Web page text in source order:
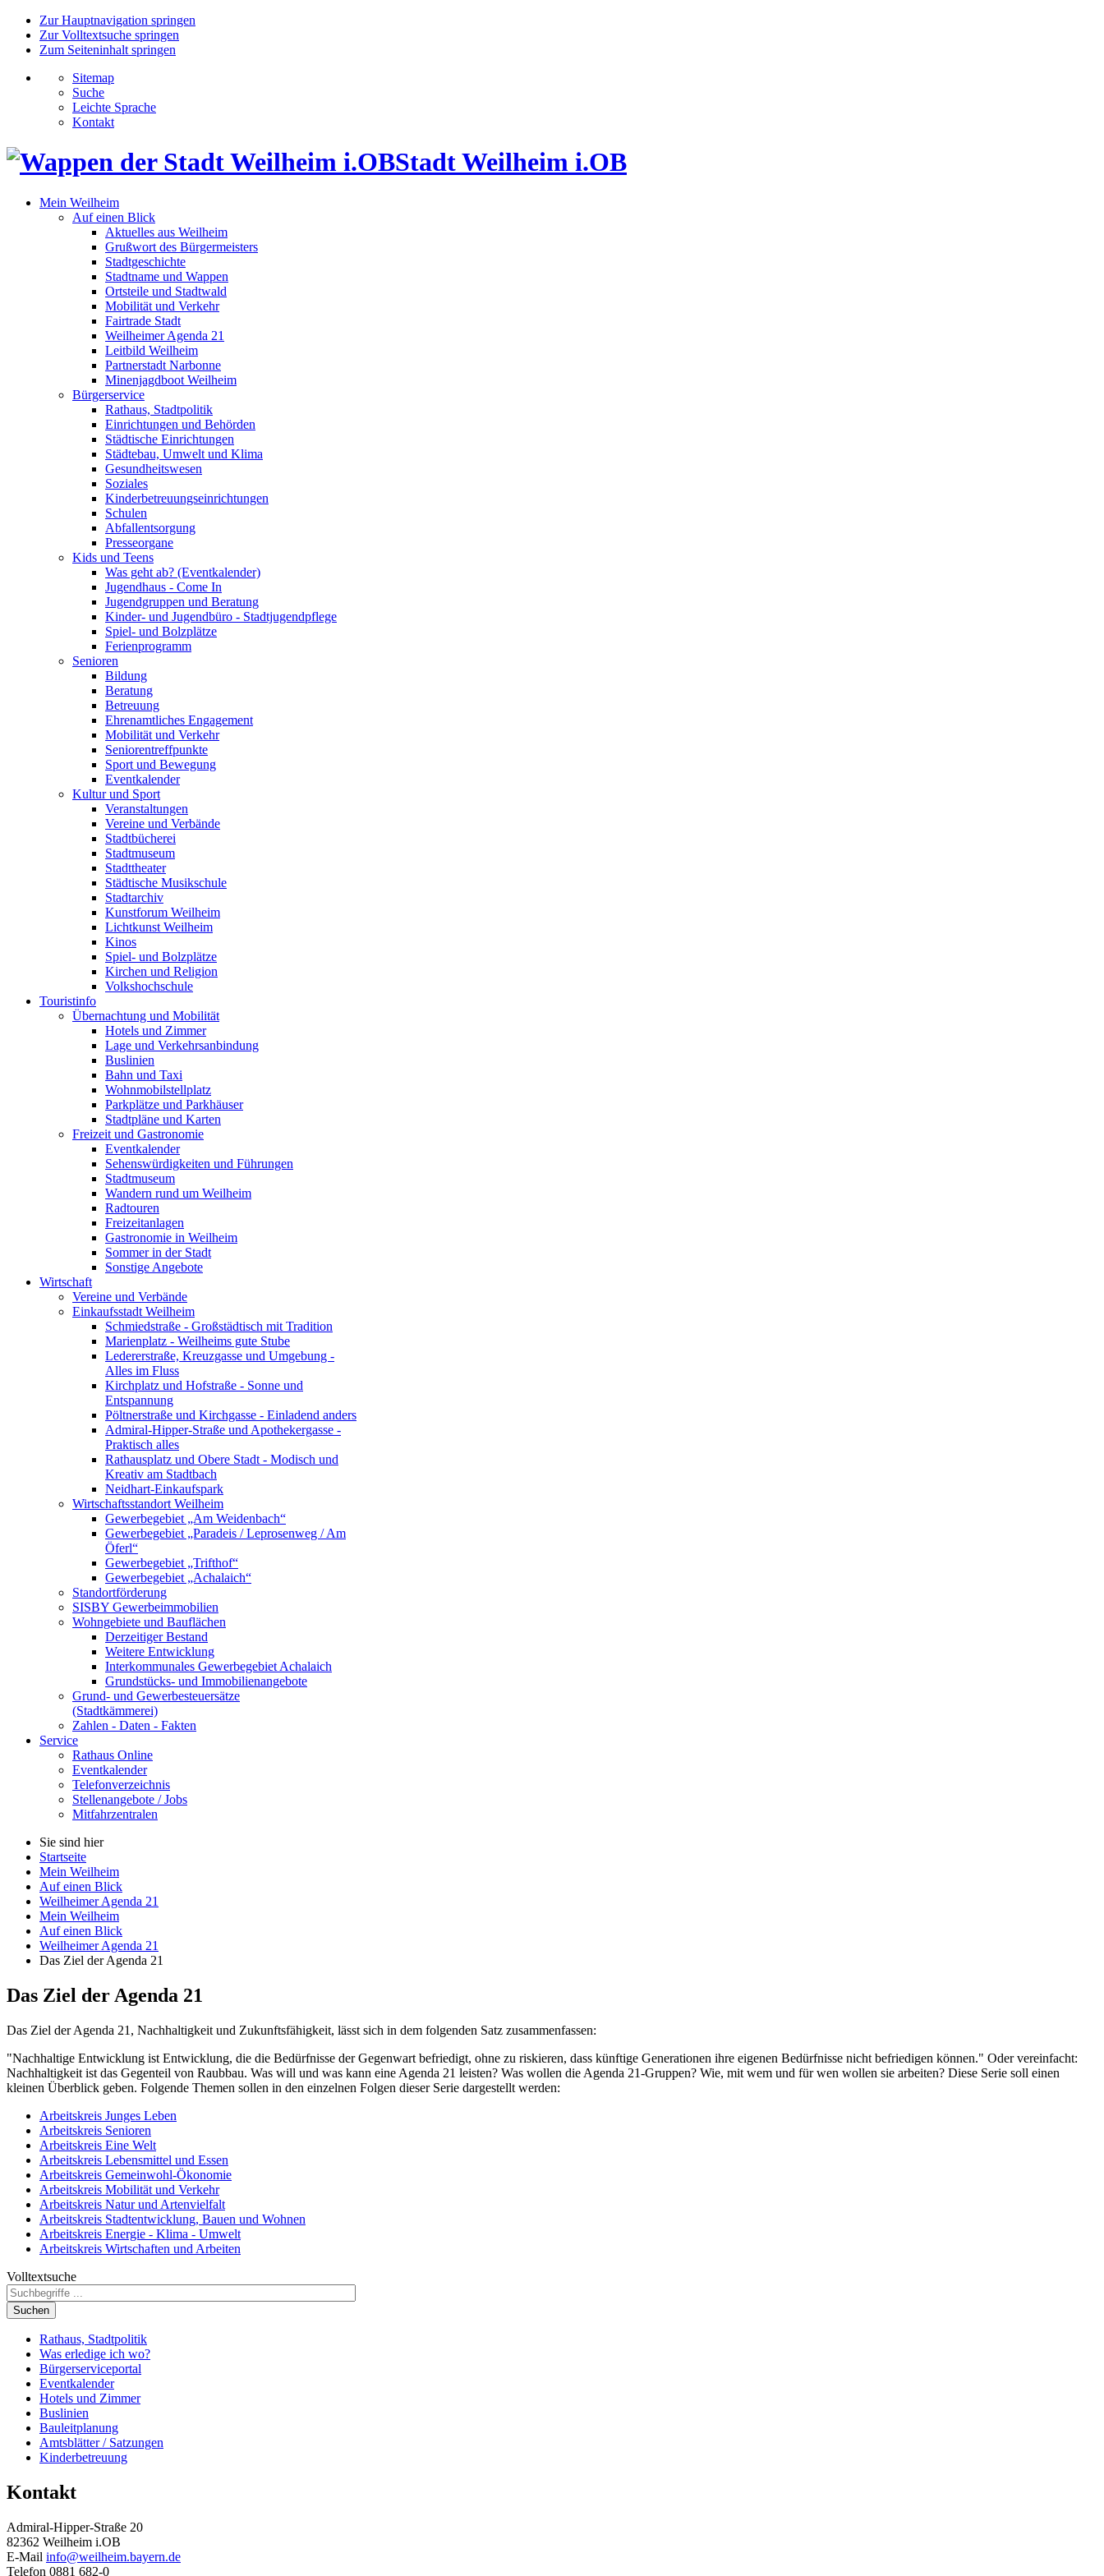
Zur Hauptnavigation springen
Zur Volltextsuche springen
Zum Seiteninhalt springen
Sitemap
Suche
Leichte Sprache
Kontakt
Stadt Weilheim i.OB
Mein Weilheim
Auf einen Blick
Aktuelles aus Weilheim
Grußwort des Bürgermeisters
Stadtgeschichte
Stadtname und Wappen
Ortsteile und Stadtwald
Mobilität und Verkehr
Fairtrade Stadt
Weilheimer Agenda 21
Leitbild Weilheim
Partnerstadt Narbonne
Minenjagdboot Weilheim
Bürgerservice
Rathaus, Stadtpolitik
Einrichtungen und Behörden
Städtische Einrichtungen
Städtebau, Umwelt und Klima
Gesundheitswesen
Soziales
Kinderbetreuungseinrichtungen
Schulen
Abfallentsorgung
Presseorgane
Kids und Teens
Was geht ab? (Eventkalender)
Jugendhaus - Come In
Jugendgruppen und Beratung
Kinder- und Jugendbüro - Stadtjugendpflege
Spiel- und Bolzplätze
Ferienprogramm
Senioren
Bildung
Beratung
Betreuung
Ehrenamtliches Engagement
Mobilität und Verkehr
Seniorentreffpunkte
Sport und Bewegung
Eventkalender
Kultur und Sport
Veranstaltungen
Vereine und Verbände
Stadtbücherei
Stadtmuseum
Stadttheater
Städtische Musikschule
Stadtarchiv
Kunstforum Weilheim
Lichtkunst Weilheim
Kinos
Spiel- und Bolzplätze
Kirchen und Religion
Volkshochschule
Touristinfo
Übernachtung und Mobilität
Hotels und Zimmer
Lage und Verkehrsanbindung
Buslinien
Bahn und Taxi
Wohnmobilstellplatz
Parkplätze und Parkhäuser
Stadtpläne und Karten
Freizeit und Gastronomie
Eventkalender
Sehenswürdigkeiten und Führungen
Stadtmuseum
Wandern rund um Weilheim
Radtouren
Freizeitanlagen
Gastronomie in Weilheim
Sommer in der Stadt
Sonstige Angebote
Wirtschaft
Vereine und Verbände
Einkaufsstadt Weilheim
Schmiedstraße - Großstädtisch mit Tradition
Marienplatz - Weilheims gute Stube
Ledererstraße, Kreuzgasse und Umgebung -
Alles im Fluss
Kirchplatz und Hofstraße - Sonne und
Entspannung
Pöltnerstraße und Kirchgasse - Einladend anders
Admiral-Hipper-Straße und Apothekergasse -
Praktisch alles
Rathausplatz und Obere Stadt - Modisch und
Kreativ am Stadtbach
Neidhart-Einkaufspark
Wirtschaftsstandort Weilheim
Gewerbegebiet „Am Weidenbach“
Gewerbegebiet „Paradeis / Leprosenweg / Am
Öferl“
Gewerbegebiet „Trifthof“
Gewerbegebiet „Achalaich“
Standortförderung
SISBY Gewerbeimmobilien
Wohngebiete und Bauflächen
Derzeitiger Bestand
Weitere Entwicklung
Interkommunales Gewerbegebiet Achalaich
Grundstücks- und Immobilienangebote
Grund- und Gewerbesteuersätze
(Stadtkämmerei)
Zahlen - Daten - Fakten
Service
Rathaus Online
Eventkalender
Telefonverzeichnis
Stellenangebote / Jobs
Mitfahrzentralen
Sie sind hier
Startseite
Mein Weilheim
Auf einen Blick
Weilheimer Agenda 21
Mein Weilheim
Auf einen Blick
Weilheimer Agenda 21
Das Ziel der Agenda 21
Das Ziel der Agenda 21
Das Ziel der Agenda 21, Nachhaltigkeit und Zukunftsfähigkeit, lässt sich in dem folgenden Satz zusammenfassen:
"Nachhaltige Entwicklung ist Entwicklung, die die Bedürfnisse der Gegenwart befriedigt, ohne zu riskieren, dass künftige Generationen ihre eigenen Bedürfnisse nicht befriedigen können." Oder vereinfacht:
Nachhaltigkeit ist das Gegenteil von Raubbau. Was will und was kann eine Agenda 21 leisten? Was wollen die Agenda 21-Gruppen? Wie, mit wem und für wen wollen sie arbeiten? Diese Serie soll einen
kleinen Überblick geben. Folgende Themen sollen in den einzelnen Folgen dieser Serie dargestellt werden:
Arbeitskreis Junges Leben
Arbeitskreis Senioren
Arbeitskreis Eine Welt
Arbeitskreis Lebensmittel und Essen
Arbeitskreis Gemeinwohl-Ökonomie
Arbeitskreis Mobilität und Verkehr
Arbeitskreis Natur und Artenvielfalt
Arbeitskreis Stadtentwicklung, Bauen und Wohnen
Arbeitskreis Energie - Klima - Umwelt
Arbeitskreis Wirtschaften und Arbeiten
Volltextsuche
Suchen
Rathaus, Stadtpolitik
Was erledige ich wo?
Bürgerserviceportal
Eventkalender
Hotels und Zimmer
Buslinien
Bauleitplanung
Amtsblätter / Satzungen
Kinderbetreuung
Kontakt
Admiral-Hipper-Straße 20
82362 Weilheim i.OB
E-Mail info@weilheim.bayern.de
Telefon 0881 682-0